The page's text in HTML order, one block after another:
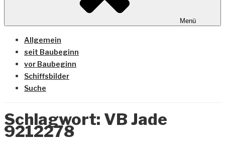
Menü
Allgemein
seit Baubeginn
vor Baubeginn
Schiffsbilder
Suche
Schlagwort: VB Jade
9212278